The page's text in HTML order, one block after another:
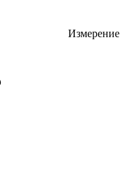
Измерение